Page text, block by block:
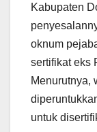
Kabupaten
oknum
sertifikat eks
Menurutnya,
untuk